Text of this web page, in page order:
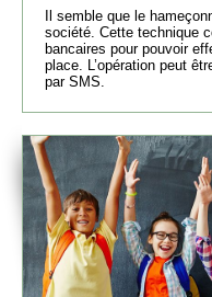
Il semble que le
société. Cette technique
bancaires pour pouvoir
place. L’opération peut
par SMS.